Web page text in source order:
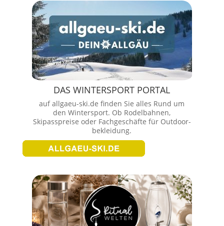
DAS WINTERSPORT PORTAL
auf allgaeu-ski.de finden Sie alles Rund um
den Wintersport. Ob Rodelbahnen,
Skipasspreise oder Fachgeschäfte für Outdoor-
bekleidung.